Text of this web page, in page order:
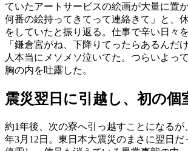
ていたアートサービスの絵画が大量に置
何番の絵持ってきてって連絡きて」と、
をしていたと振り返る。仕事で辛い日々
「鎌倉宮がね、下降りてったらあるんだ
人本当にメソメソ泣いてた。つらいよっ
胸の内を吐露した。
震災翌日に引越し、初の個
約1年後、次の寮へ引っ越すことになるが
年3月12日。東日本大震災のまさに翌日